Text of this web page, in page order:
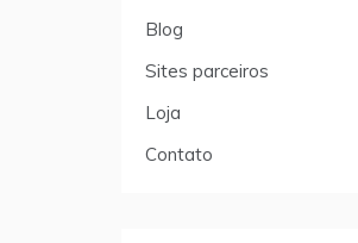
Blog
Sites parceiros
Loja
Contato